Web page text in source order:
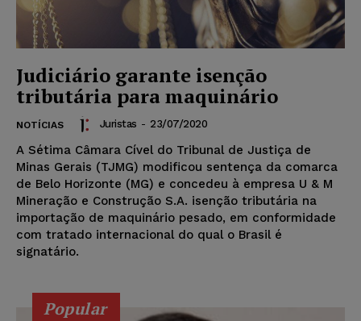
Judiciário garante isenção
tributária para maquinário
NOTÍCIAS Juristas - 23/07/2020
A Sétima Câmara Cível do Tribunal de Justiça de
Minas Gerais (TJMG) modificou sentença da comarca
de Belo Horizonte (MG) e concedeu à empresa U & M
Mineração e Construção S.A. isenção tributária na
importação de maquinário pesado, em conformidade
com tratado internacional do qual o Brasil é
signatário.
Popular